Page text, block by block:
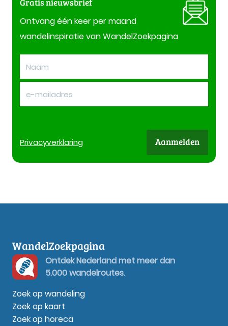
Ontvang één keer per maand
wandelinspiratie van WandelZoekpagina
Privacyverklaring Aanmelden
WandelZoekpagina
Ontdek Nederland met meer dan
5.000 wandelroutes.
Zoek op wandeling
Zoek op kaart
Zoek op horeca